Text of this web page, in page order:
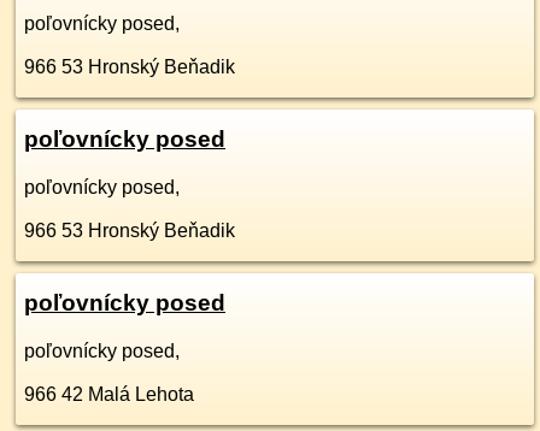
poľovnícky posed,
966 53 Hronský Beňadik
poľovnícky posed
poľovnícky posed,
966 53 Hronský Beňadik
poľovnícky posed
poľovnícky posed,
966 42 Malá Lehota